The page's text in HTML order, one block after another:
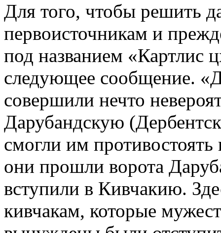
Для того, чтобы решить
первоисточникам и
под названием «Картлис
следующее сообщение.
совершили нечто
Дарубандскую
смогли им
они прошли ворота
вступили в Кивчакию.
кивчакам, которые